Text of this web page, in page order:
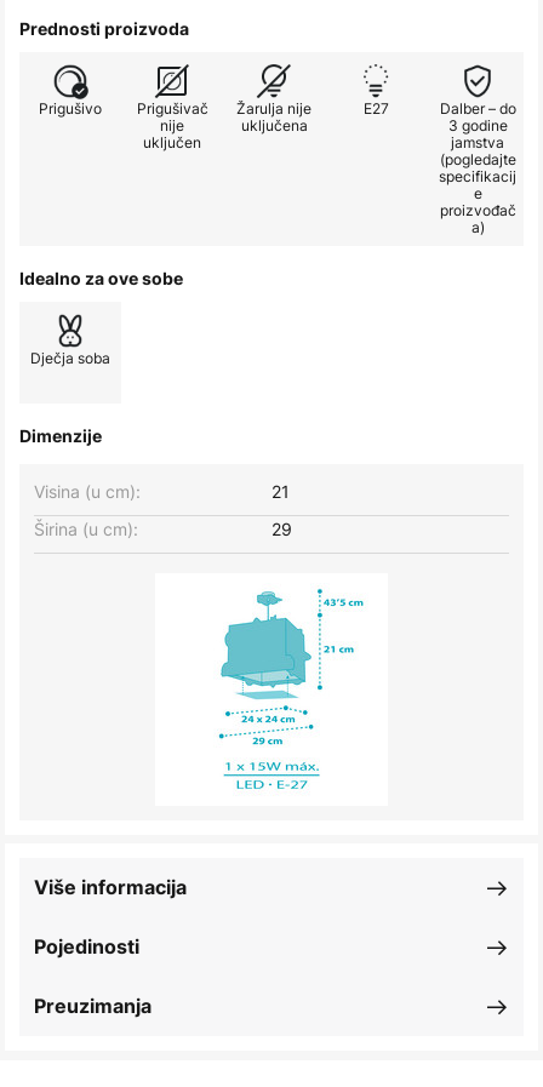
Prednosti proizvoda
Prigušivo
Prigušivač
nije
uključen
Žarulja nije
uključena
E27
Dalber – do
3 godine
jamstva
(pogledajte
specifikacij
e
proizvođač
a)
Idealno za ove sobe
Dječja soba
Dimenzije
Širina (u cm): 29
Visina (u cm): 21
Pojedinosti
Više informacija
Preuzimanja